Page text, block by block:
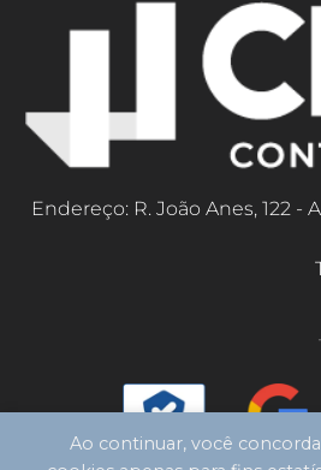
Endereço: R. João Anes, 122 -
Ao continuar, você